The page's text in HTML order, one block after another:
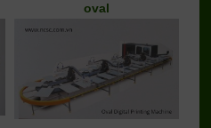
oval